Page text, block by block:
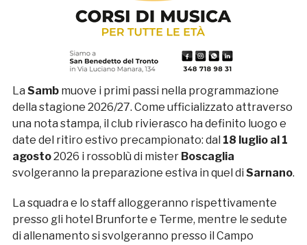
La Sambmuove i primi passi nella programmazione
della stagione 2026/27. Come ufficializzato attraverso
una nota stampa, il club rivierasco ha definito luogo e
date del ritiro estivo precampionato: dal 18 luglio al 1
agosto2026 i rossoblù di mister Boscaglia
svolgeranno la preparazione estiva in quel di Sarnano.
La squadra e lo staff alloggeranno rispettivamente
presso gli hotel Brunforte e Terme, mentre le sedute
di allenamento si svolgeranno presso il Campo